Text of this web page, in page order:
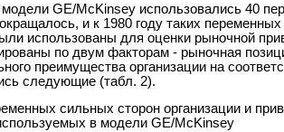
GE/McKinsey использовались 40
и к 1980 году таких переменных
использованы для оценки рыночной
по двум факторам - рыночная
преимущества организации на
следующие (табл. 2).
сильных сторон организации и
в модели GE/McKinsey